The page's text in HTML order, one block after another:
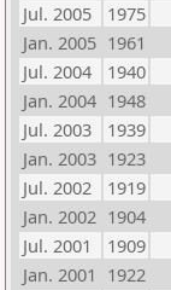
Jul. 2005
1975
Jan. 2005 1961
Jul. 2004
1940
Jan. 2004 1948
Jul. 2003
1939
Jan. 2003 1923
Jul. 2002
1919
Jan. 2002 1904
Jul. 2001
1909
Jan. 2001 1922